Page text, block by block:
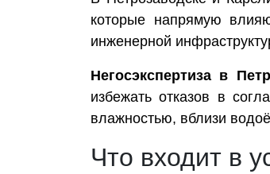
которые напрямую
инженерной
Негосэкспертиза в
избежать отказов в
влажностью, вблизи
Что входит в